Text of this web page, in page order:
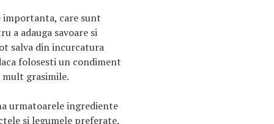
care sunt
a adauga savoare si
salva din incurcatura
folosesti un condiment
mult grasimile.
urmatoarele ingrediente
si legumele preferate.